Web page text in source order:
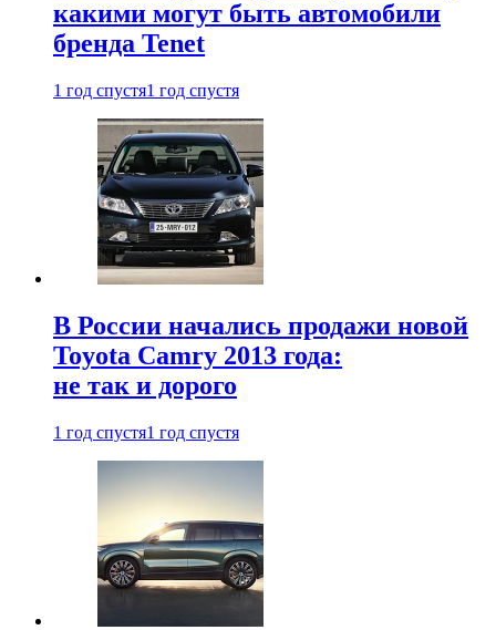
какими могут быть автомобили
бренда Tenet
1 год спустя1 год спустя
В России начались продажи новой
Toyota Camry 2013 года:
не так и дорого
1 год спустя1 год спустя